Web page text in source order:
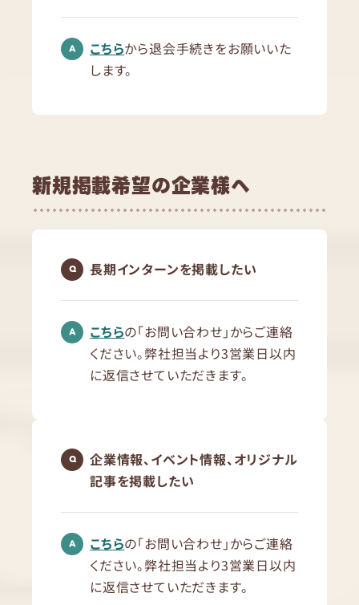
こちらから退会手続きをお願いいた
します。
新規掲載希望の企業様へ
長期インターンを掲載したい
こちらの「お問い合わせ」からご連絡
ください。弊社担当より3営業日以内
に返信させていただきます。
企業情報、イベント情報、オリジナル
記事を掲載したい
こちらの「お問い合わせ」からご連絡
ください。弊社担当より3営業日以内
に返信させていただきます。